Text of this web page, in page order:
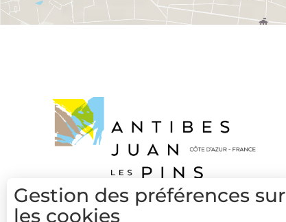
Gestion des préférences sur
les cookies